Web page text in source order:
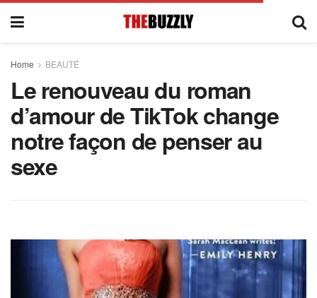
Home BEAUTÉ
Le renouveau du roman
d’amour de TikTok change
notre façon de penser au
sexe